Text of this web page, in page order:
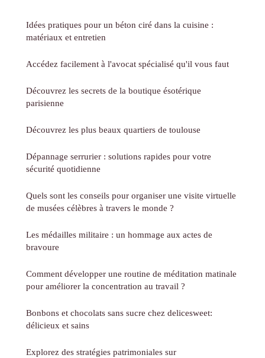
Idées pratiques pour un béton ciré dans la cuisine :
matériaux et entretien
Accédez facilement à l'avocat spécialisé qu'il vous faut
Découvrez les secrets de la boutique ésotérique
parisienne
Découvrez les plus beaux quartiers de toulouse
Dépannage serrurier : solutions rapides pour votre
sécurité quotidienne
Quels sont les conseils pour organiser une visite virtuelle
de musées célèbres à travers le monde ?
Les médailles militaire : un hommage aux actes de
bravoure
Comment développer une routine de méditation matinale
pour améliorer la concentration au travail ?
Bonbons et chocolats sans sucre chez delicesweet:
délicieux et sains
Explorez des stratégies patrimoniales sur